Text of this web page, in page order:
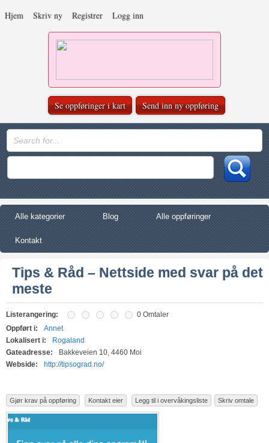
Hjem Skriv ny Registrer Logg inn
Se oppføringer i kart Send inn ny oppføring
Alle kategorier Blog Alle oppføringer
Kontakt
Tips & Råd – Nettside med svar på det
meste
Listerangering:
0 Omtaler
Oppført i:
Annet
Lokalisert i:
Rogaland
Gateadresse:
Bakkeveien 10, 4460 Moi
Webside:
http://tipsograd.no/
Gjør krav på oppføring Kontakt eier Legg til i overvåkingsliste Skriv omtale